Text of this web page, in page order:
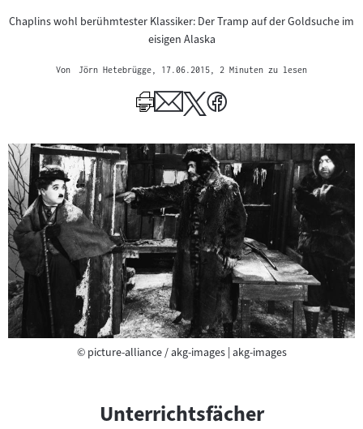
Chaplins wohl berühmtester Klassiker: Der Tramp auf der Goldsuche im
eisigen Alaska
Von Jörn Hetebrügge , 17.06.2015 , 2 Minuten zu lesen
©Copyright
picture-alliance / akg-images | akg-images
Unterrichtsfächer